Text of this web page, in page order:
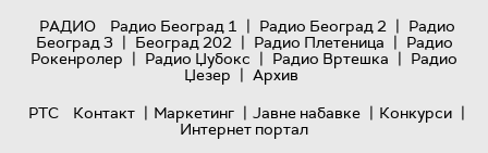
РАДИО
Радио Београд 1 | Радио Београд 2 | Радио
Београд 3 | Београд 202 | Радио Плетеница | Радио
Рокенролер | Радио Џубокс | Радио Вртешка | Радио
Џезер | Архив
РТС
Контакт | Маркетинг | Јавне набавке | Конкурси |
Интернет портал